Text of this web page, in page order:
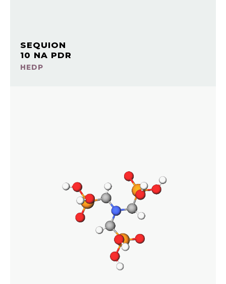
SEQUION
10 NA PDR
HEDP